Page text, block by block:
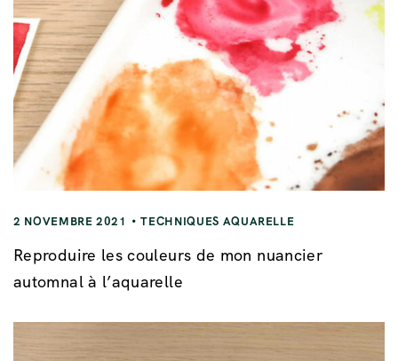
2 NOVEMBRE 2021 TECHNIQUES AQUARELLE
Reproduire les couleurs de mon nuancier
automnal à l’aquarelle